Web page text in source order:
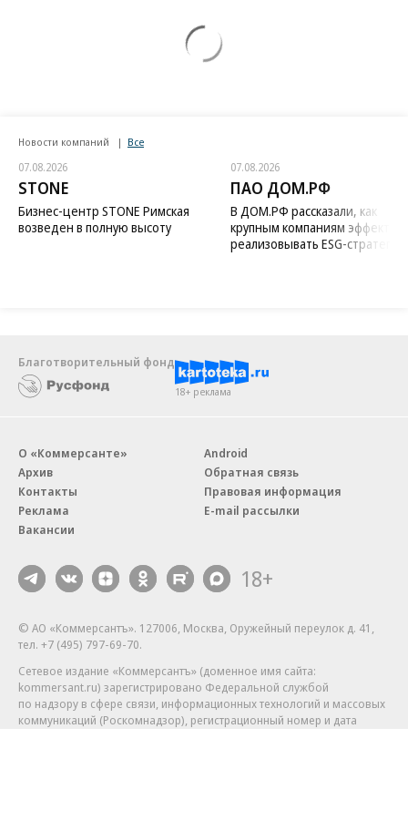
Новости компаний Все
07.08.2026
STONE
Бизнес-центр STONE Римская
возведен в полную высоту
07.08.2026
ПАО ДОМ.РФ
В ДОМ.РФ рассказали, как
крупным компаниям
реализовывать ESG-стратегию
Благотворительный фонд
18+ реклама
О «Коммерсанте»
Архив
Контакты
Реклама
Вакансии
Android
Обратная связь
Правовая информация
E-mail рассылки
18+
© АО «Коммерсантъ». 127006, Москва, Оружейный переулок д. 41,
тел. +7 (495) 797-69-70.
Сетевое издание «Коммерсантъ» (доменное имя сайта:
kommersant.ru) зарегистрировано Федеральной службой
по надзору в сфере связи, информационных технологий и массовых
коммуникаций (Роскомнадзор), регистрационный номер и дата